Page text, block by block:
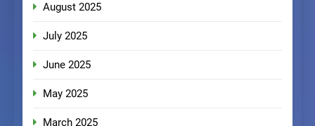
August 2025
July 2025
June 2025
May 2025
March 2025